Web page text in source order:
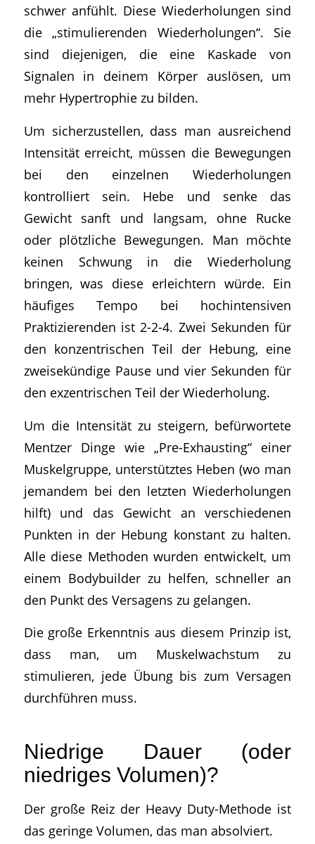
schwer anfühlt. Diese Wiederholungen sind
die „stimulierenden Wiederholungen“. Sie
sind diejenigen, die eine Kaskade von
Signalen in deinem Körper auslösen, um
mehr Hypertrophie zu bilden.
Um sicherzustellen, dass man ausreichend
Intensität erreicht, müssen die Bewegungen
bei den einzelnen Wiederholungen
kontrolliert sein. Hebe und senke das
Gewicht sanft und langsam, ohne Rucke
oder plötzliche Bewegungen. Man möchte
keinen Schwung in die Wiederholung
bringen, was diese erleichtern würde. Ein
häufiges Tempo bei hochintensiven
Praktizierenden ist 2-2-4. Zwei Sekunden für
den konzentrischen Teil der Hebung, eine
zweisekündige Pause und vier Sekunden für
den exzentrischen Teil der Wiederholung.
Um die Intensität zu steigern, befürwortete
Mentzer Dinge wie „Pre-Exhausting“ einer
Muskelgruppe, unterstütztes Heben (wo man
jemandem bei den letzten Wiederholungen
hilft) und das Gewicht an verschiedenen
Punkten in der Hebung konstant zu halten.
Alle diese Methoden wurden entwickelt, um
einem Bodybuilder zu helfen, schneller an
den Punkt des Versagens zu gelangen.
Die große Erkenntnis aus diesem Prinzip ist,
dass man, um Muskelwachstum zu
stimulieren, jede Übung bis zum Versagen
durchführen muss.
Niedrige Dauer (oder
niedriges Volumen)?
Der große Reiz der Heavy Duty-Methode ist
das geringe Volumen, das man absolviert.